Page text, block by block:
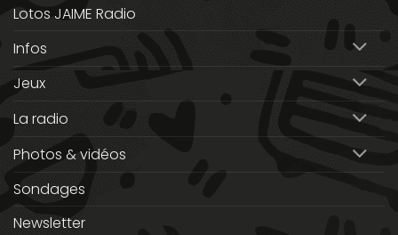
Lotos JAIME Radio
Infos
Jeux
La radio
Photos & vidéos
Sondages
Newsletter